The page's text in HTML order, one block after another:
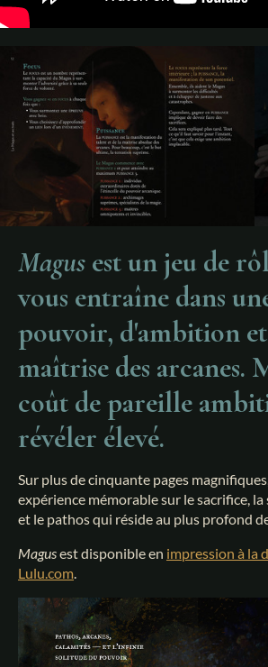
Magus est un jeu de
vous entraîne dans
pouvoir, d'ambition
maîtrise des arcanes.
coût de pareille
révéler élevé.
Sur plus de cinquante pages
expérience mémorable sur le sacrifice,
et le pathos qui réside au plus profond
Magusest disponible en impression à la
Lulu.com.